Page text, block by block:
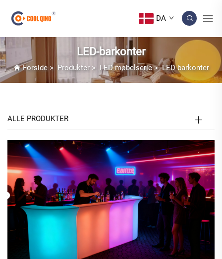
DA
LED-barkonter
Forside> Produkter> LED-møbelserie>LED-barkonter
ALLE PRODUKTER